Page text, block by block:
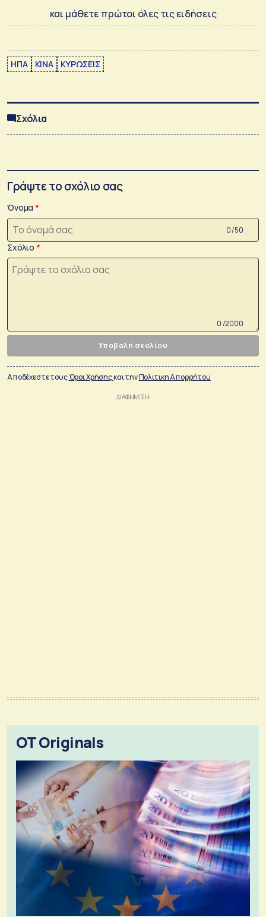
και μάθετε πρώτοι όλες τις ειδήσεις
ΗΠΑ ΚΙΝΑ ΚΥΡΩΣΕΙΣ
Σχόλια
Γράψτε το σχόλιο σας
Όνομα
0 /50
Σχόλιο
0 /2000
Υποβολή σχολίου
Αποδέχεστε τουςΌροι Χρήσηςκαι τηνΠολιτικη Απορρήτου
OT Originals